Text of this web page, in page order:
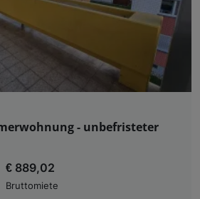
- unbefristeter
€ 889,02
Bruttomiete